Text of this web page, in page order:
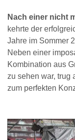
Nach einer nicht
kehrte der
Jahre im Sommer
Neben einer
Kombination aus
zu sehen war, trug
zum perfekten